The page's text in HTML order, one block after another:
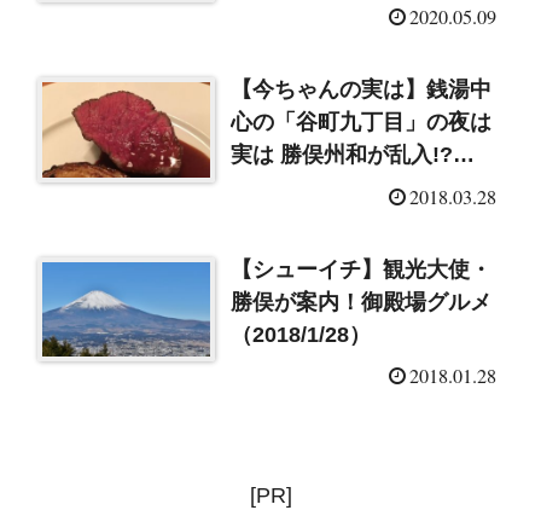
2020.05.09
【今ちゃんの実は】銭湯中
心の「谷町九丁目」の夜は
実は 勝俣州和が乱入!?
2018.03.28
【シューイチ】観光大使・
勝俣が案内！御殿場グルメ
（2018/1/28）
2018.01.28
[PR]